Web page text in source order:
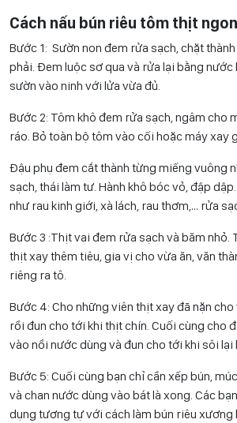
Cách nấu bún riêu tôm thịt
Bước 1: Sườn non đem rửa sạch, chặt
phải. Đem luộc sơ qua và rửa lại bằng nước
sườn vào ninh với lửa vừa đủ.
Bước 2: Tôm khô đem rửa sạch, ngâm cho
ráo. Bỏ toàn bộ tôm vào cối hoặc máy xay
Đậu phụ đem cắt thành từng miếng vuông
sạch, thái làm tư. Hành khô bóc vỏ, đập
như rau kinh giới, xà lách, rau thơm,… rửa
Bước 3 :Thịt vai đem rửa sạch và băm nhỏ.
thịt xay thêm tiêu, gia vị cho vừa ăn, văn
riêng ra tô.
Bước 4: Cho những viên thịt xay đã nặn
rồi đun cho tới khi thịt chín. Cuối cùng cho
vào nồi nước dùng và đun cho tới khi sôi lại
Bước 5: Cuối cùng bạn chỉ cần xếp bún,
và chan nước dùng vào bát là xong. Các
dụng tương tự với cách làm bún riêu xương